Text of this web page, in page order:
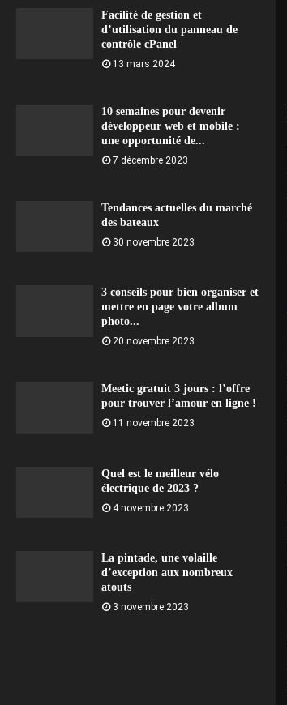
Facilité de gestion et
d’utilisation du panneau de
contrôle cPanel
13 mars 2024
10 semaines pour devenir
développeur web et mobile :
une opportunité de...
7 décembre 2023
Tendances actuelles du marché
des bateaux
30 novembre 2023
3 conseils pour bien organiser et
mettre en page votre album
photo...
20 novembre 2023
Meetic gratuit 3 jours : l’offre
pour trouver l’amour en ligne !
11 novembre 2023
Quel est le meilleur vélo
électrique de 2023 ?
4 novembre 2023
La pintade, une volaille
d’exception aux nombreux
atouts
3 novembre 2023